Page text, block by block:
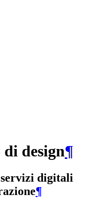
design¶
digitali
¶